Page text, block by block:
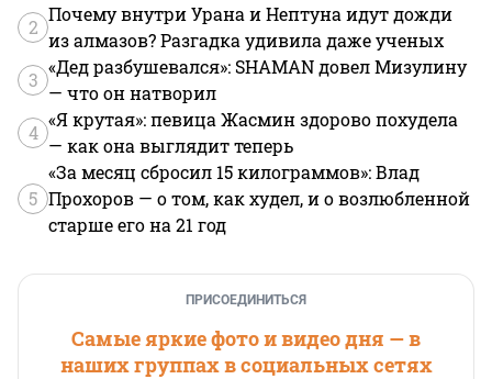
2
Почему внутри Урана и Нептуна идут дожди
из алмазов? Разгадка удивила даже ученых
3
«Дед разбушевался»: SHAMAN довел Мизулину
— что он натворил
4
«Я крутая»: певица Жасмин здорово похудела
— как она выглядит теперь
5
«За месяц сбросил 15 килограммов»: Влад
Прохоров — о том, как худел, и о возлюбленной
старше его на 21 год
ПРИСОЕДИНИТЬСЯ
Самые яркие фото и видео дня — в
наших группах в социальных сетях